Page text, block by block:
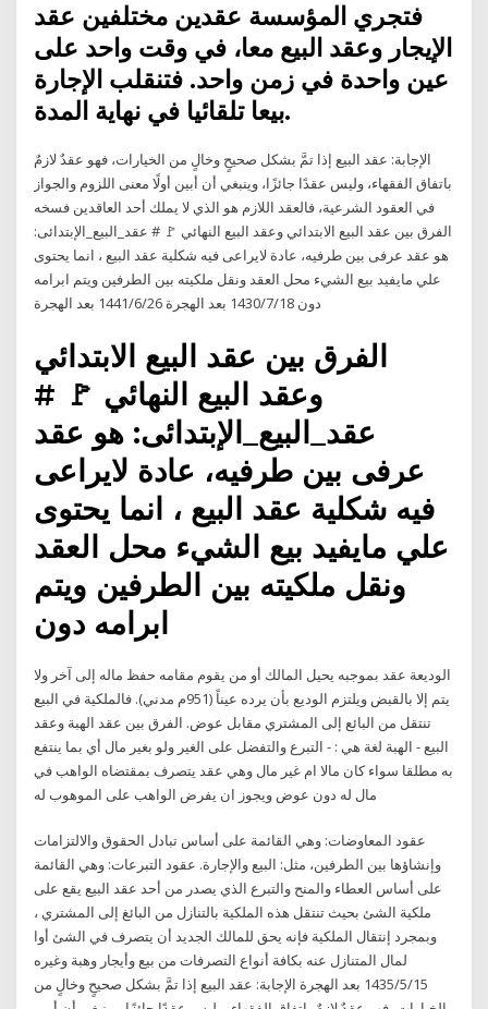
فتجري المؤسسة عقدين مختلفين عقد
الإيجار وعقد البيع معا، في وقت واحد على
عين واحدة في زمن واحد. فتنقلب الإجارة
بيعا تلقائيا في نهاية المدة.
الإجابة: عقد البيع إذا تمَّ بشكل صحيحٍ وخالٍ من الخيارات، فهو عقدٌ لازمٌ
باتفاق الفقهاء، وليس عقدًا جائزًا، وينبغي أن أبين أولًا معنى اللزوم والجواز
في العقود الشرعية، فالعقد اللازم هو الذي لا يملك أحد العاقدين فسخه
الفرق بين عقد البيع الابتدائي وعقد البيع النهائي 🚩 # عقد_البيع_الإبتدائى:
هو عقد عرفى بين طرفيه، عادة لايراعى فيه شكلية عقد البيع ، انما يحتوى
علي مايفيد بيع الشيء محل العقد ونقل ملكيته بين الطرفين ويتم ابرامه
دون 18‏‏/7‏‏/1430 بعد الهجرة 26‏‏/6‏‏/1441 بعد الهجرة
الفرق بين عقد البيع الابتدائي
وعقد البيع النهائي 🚩 #
عقد_البيع_الإبتدائى: هو عقد
عرفى بين طرفيه، عادة لايراعى
فيه شكلية عقد البيع ، انما يحتوى
علي مايفيد بيع الشيء محل العقد
ونقل ملكيته بين الطرفين ويتم
ابرامه دون
الوديعة عقد بموجبه يحيل المالك أو من يقوم مقامه حفظ ماله إلى آخر ولا
يتم إلا بالقبض ويلتزم الوديع بأن يرده عيناً (951م مدني). فالملكية في البيع
تنتقل من البائع إلى المشتري مقابل عوض. الفرق بين عقد الهبة وعقد
البيع - الهبة لغة هي : - التبرع والتفضل على الغير ولو بغير مال أي بما ينتفع
به مطلقا سواء كان مالا ام غير مال وهي عقد يتصرف بمقتضاه الواهب في
مال له دون عوض ويجوز ان يفرض الواهب على الموهوب له
عقود المعاوضات: وهي القائمة على أساس تبادل الحقوق والالتزامات
وإنشاؤها بين الطرفين، مثل: البيع والإجارة. عقود التبرعات: وهي القائمة
على أساس العطاء والمنح والتبرع الذي يصدر من أحد عقد البيع يقع على
ملكية الشئ بحيث تنتقل هذه الملكية بالتنازل من البائغ إلى المشتري ،
وبمجرد إنتقال الملكية فإنه يحق للمالك الجديد أن يتصرف في الشئ أوا
لمال المتنازل عنه بكافة أنواع التصرفات من بيع وأيجار وهبة وغيره
15‏‏/5‏‏/1435 بعد الهجرة الإجابة: عقد البيع إذا تمَّ بشكل صحيحٍ وخالٍ من